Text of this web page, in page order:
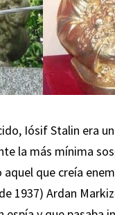
Iósif Stalin era
la más mínima
que creía
1937) Ardan